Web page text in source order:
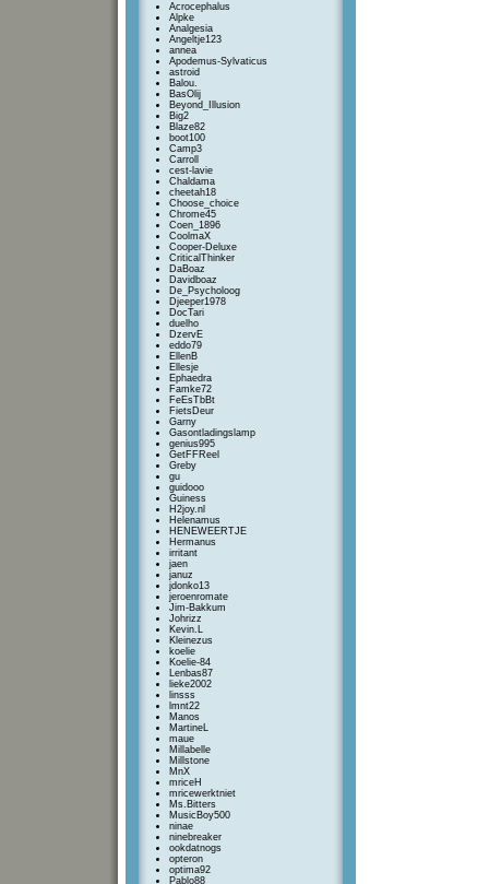
Acrocephalus
Alpke
Analgesia
Angeltje123
annea
Apodemus-Sylvaticus
astroid
Balou.
BasOlij
Beyond_Illusion
Big2
Blaze82
boot100
Camp3
Carroll
cest-lavie
Chaldama
cheetah18
Choose_choice
Chrome45
Coen_1896
CoolmaX
Cooper-Deluxe
CriticalThinker
DaBoaz
Davidboaz
De_Psycholoog
Djeeper1978
DocTari
duelho
DzervE
eddo79
EllenB
Ellesje
Ephaedra
Famke72
FeEsTbBt
FietsDeur
Garny
Gasontladingslamp
genius995
GetFFReel
Greby
gu
guidooo
Guiness
H2joy.nl
Helenamus
HENEWEERTJE
Hermanus
irritant
jaen
januz
jdonko13
jeroenromate
Jim-Bakkum
Johrizz
Kevin.L
Kleinezus
koelie
Koelie-84
Lenbas87
lieke2002
linsss
lmnt22
Manos
MartineL
maue
Millabelle
Millstone
MnX
mriceH
mricewerktniet
Ms.Bitters
MusicBoy500
ninae
ninebreaker
ookdatnogs
opteron
optima92
Pablo88